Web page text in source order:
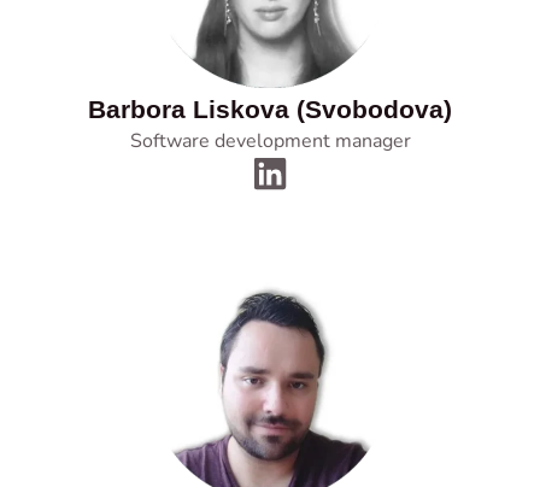
Barbora Liskova (Svobodova)
Software development manager